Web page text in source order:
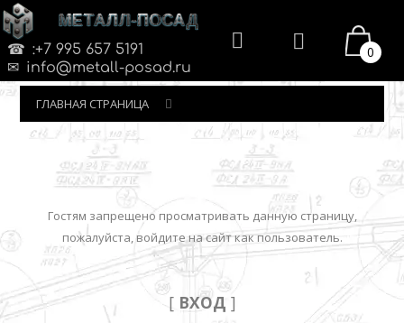
МЕТАЛЛ-ПОСАД
:+7 995 657 5191
info@metall-posad.ru
0
ГЛАВНАЯ СТРАНИЦА
Гостям запрещено просматривать данную страницу,
пожалуйста, войдите на сайт как пользователь.
[ ВХОД ]